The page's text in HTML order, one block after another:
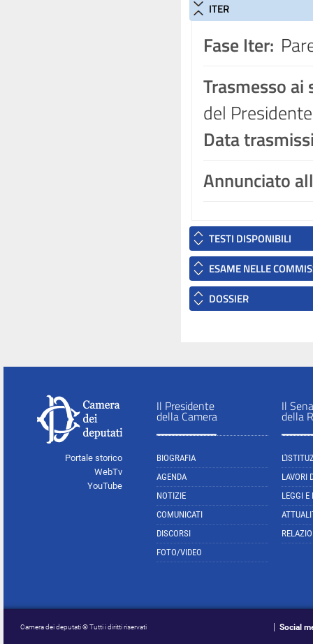
ITER
Fase Iter:
Trasmesso ai
del
Data
Annunciato
TESTI DISPONIBILI
ESAME NELLE
DOSSIER
Portale storico
WebTv
YouTube
Il Presidente
della Camera
BIOGRAFIA
AGENDA
NOTIZIE
COMUNICATI
DISCORSI
FOTO/VIDEO
Il
della
LAVORI
LEGGI E
Camera dei deputati © Tutti i diritti riservati Social